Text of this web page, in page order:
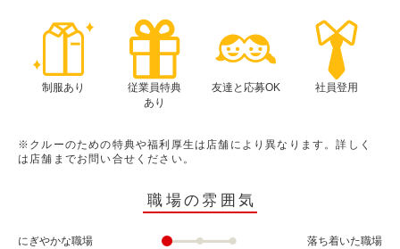
制服あり
従業員特典
あり
友達と応募OK 社員登用
※クルーのための特典や福利厚生は店舗により異なります。詳しく
は店舗までお問い合せください。
職場の雰囲気
にぎやかな職場 落ち着いた職場